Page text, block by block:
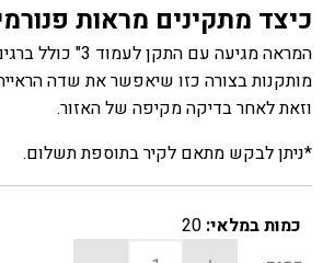
כיצד מתקינים מראות
המראה מגיעה עם התקן
מותקנות בצורה כזו שיאפשר את שדה
וזאת לאחר בדיקה מקיפה של האזור.
*ניתן לבקש מתאם לקיר בתוספת תשלום.
כמות במלאי: 20